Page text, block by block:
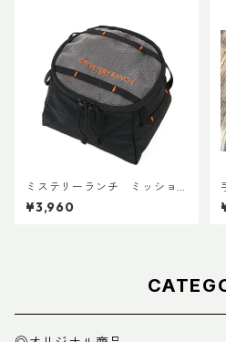
ミステリーランチ ミッショ
ンパッキングキューブ S ブラ
ック
¥3,960